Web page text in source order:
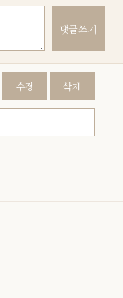
댓글쓰기
수정 삭제